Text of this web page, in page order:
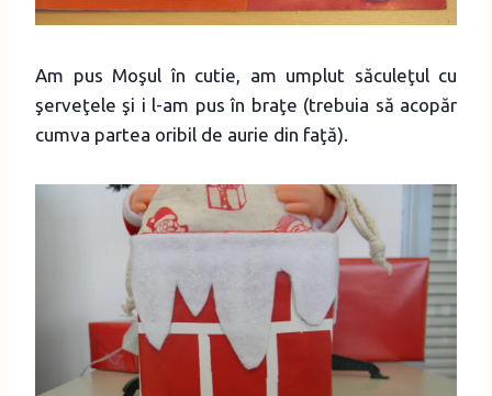
Am pus Moşul în cutie, am umplut săculeţul cu
şerveţele şi i l-am pus în braţe (trebuia să acopăr
cumva partea oribil de aurie din faţă).